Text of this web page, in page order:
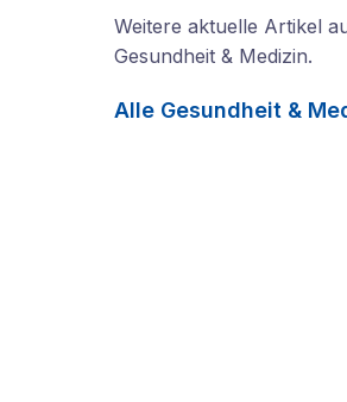
Weitere aktuelle Artikel
Gesundheit & Medizin.
Alle Gesundheit &